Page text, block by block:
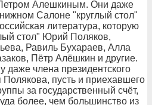
Алешкиным. Они даже
Салоне "круглый стол"
литература, которую
стол" Юрий Поляков,
Равиль Бухараев, Алла
Пётр Алёшкин и другие.
даже члена президентского
пусть и приехавшего
за государственный счёт,
более, чем большинство из